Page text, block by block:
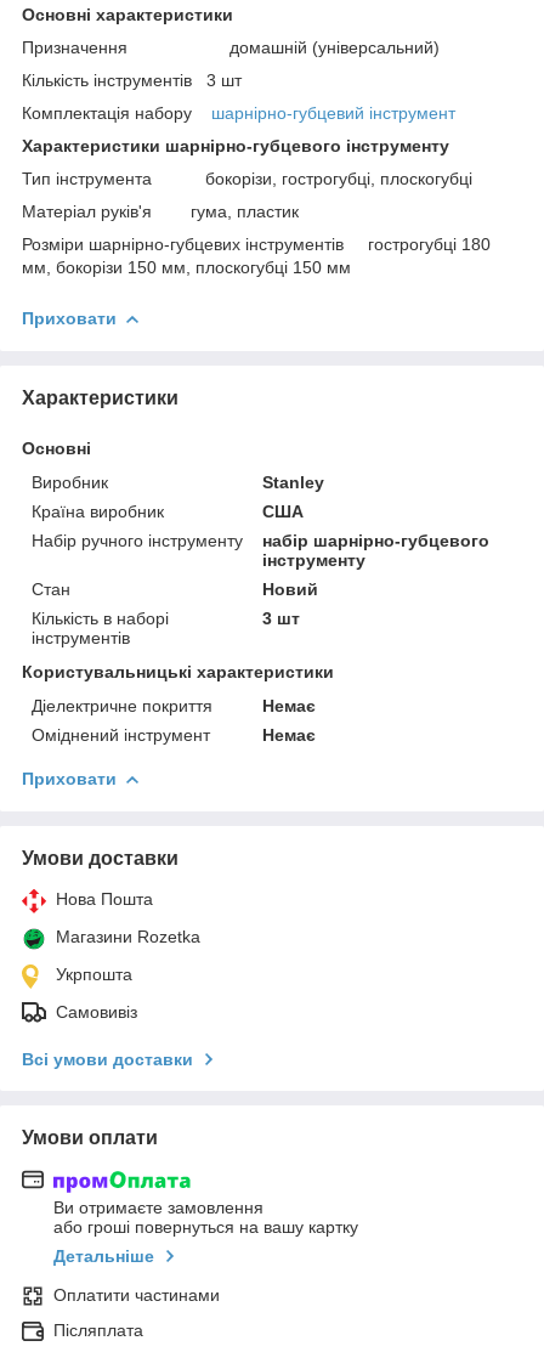
Основні характеристики
Призначення домашній (універсальний)
Кількість інструментів 3 шт
Комплектація набору шарнірно-губцевий інструмент
Характеристики шарнірно-губцевого інструменту
Тип інструмента бокорізи, гострогубці, плоскогубці
Матеріал руків'я гума, пластик
Розміри шарнірно-губцевих інструментів гострогубці 180
мм, бокорізи 150 мм, плоскогубці 150 мм
Приховати
Характеристики
Основні
Виробник
Stanley
Країна виробник
США
Набір ручного інструменту
набір шарнірно-губцевого
інструменту
Стан
Новий
Кількість в наборі
інструментів
3 шт
Користувальницькі характеристики
Діелектричне покриття
Немає
Оміднений інструмент
Немає
Приховати
Умови доставки
Нова Пошта
Магазини Rozetka
Укрпошта
Самовивіз
Всі умови доставки
Умови оплати
Ви отримаєте замовлення
або гроші повернуться на вашу картку
Детальніше
Оплатити частинами
Післяплата